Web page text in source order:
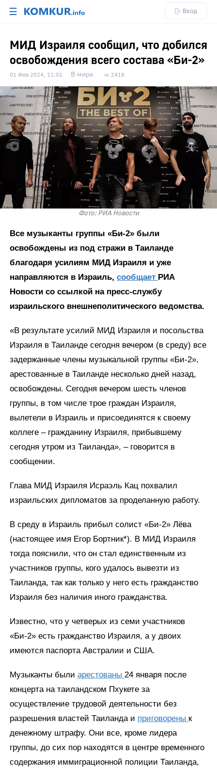
☰ Вход
МИД Израиля сообщил, что добился
освобождения всего состава «Би-2»
01 Фев 2024, 11:01 В мире 2418
Фото: РИА Новости
Все музыканты группы «Би-2» были
освобождены из под стражи в Таиланде
благодаря усилиям МИД Израиля и уже
направляются в Израиль, сообщает РИА
Новости со ссылкой на пресс-службу
израильского внешнеполитического ведомства.
«В результате усилий МИД Израиля и посольства
Израиля в Таиланде сегодня вечером (в среду) все
задержанные члены музыкальной группы «Би-2»,
арестованные в Таиланде несколько дней назад,
освобождены. Сегодня вечером шесть членов
группы, в том числе трое граждан Израиля,
вылетели в Израиль и присоединятся к своему
коллеге – гражданину Израиля, прибывшему
сегодня утром из Таиланда», – говорится в
сообщении.
Глава МИД Израиля Исраэль Кац похвалил
израильских дипломатов за проделанную работу.
В среду в Израиль прибыл солист «Би-2» Лёва
(настоящее имя Егор Бортник*). В МИД Израиля
тогда пояснили, что он стал единственным из
участников группы, кого удалось вывезти из
Таиланда, так как только у него есть гражданство
Израиля без наличия иного гражданства.
Известно, что у четверых из семи участников
«Би-2» есть гражданство Израиля, а у двоих
имеются паспорта Австралии и США.
Музыканты были арестованы 24 января после
концерта на таиландском Пхукете за
осуществление трудовой деятельности без
разрешения властей Таиланда и приговорены к
денежному штрафу. Они все, кроме лидера
группы, до сих пор находятся в центре временного
содержания иммиграционной полиции Таиланда,